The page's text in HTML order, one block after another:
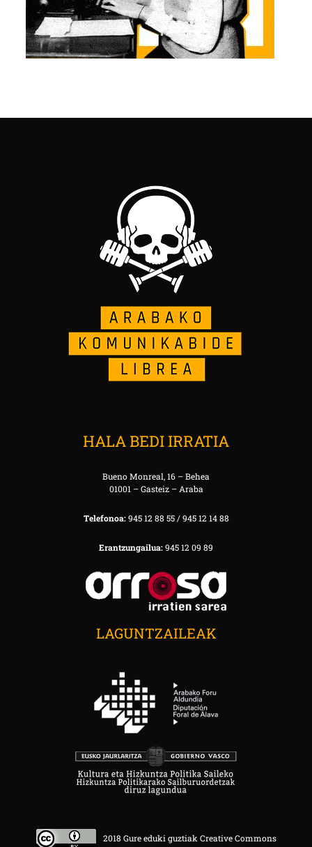
HALA BEDI IRRATIA
Bueno Monreal, 16 – Behea
01001 – Gasteiz – Araba
Telefonoa:945 12 88 55 / 945 12 14 88
Erantzungailua:945 12 09 89
LAGUNTZAILEAK
2018 Gure eduki guztiak Creative Commons